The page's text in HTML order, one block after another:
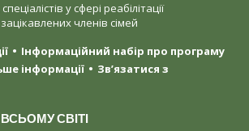
у сфері реабілітації
членів сімей
Інформаційний набір про програму
інформації
Зв’язатися з
СВІТІ